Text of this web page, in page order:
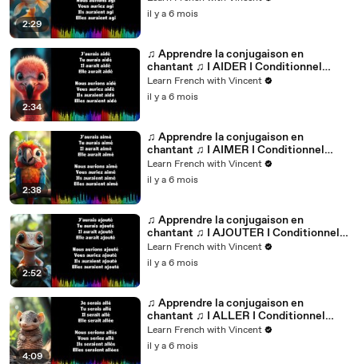
2:29
il y a 6 mois
2:34
♫ Apprendre la conjugaison en
chantant ♫ I AIDER I Conditionnel
Passé_
Learn French with Vincent
il y a 6 mois
2:38
♫ Apprendre la conjugaison en
chantant ♫ I AIMER I Conditionnel
Passé_
Learn French with Vincent
il y a 6 mois
2:52
♫ Apprendre la conjugaison en
chantant ♫ I AJOUTER I Conditionnel
Passé_
Learn French with Vincent
il y a 6 mois
4:09
♫ Apprendre la conjugaison en
chantant ♫ I ALLER I Conditionnel
Passé_
Learn French with Vincent
il y a 6 mois